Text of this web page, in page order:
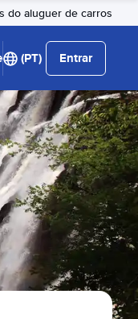
do aluguer de carros
(PT) Entrar